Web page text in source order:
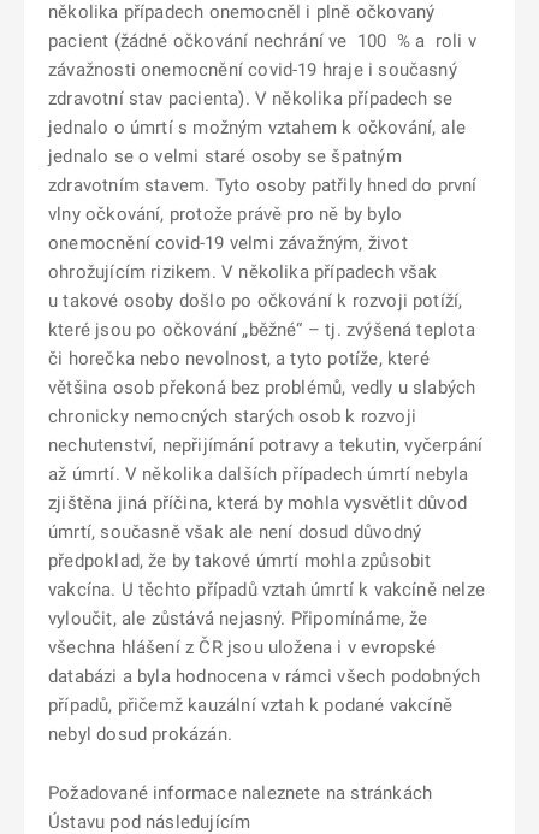
několika případech onemocněl i plně očkovaný
pacient (žádné očkování nechrání ve 100 % a roli v
závažnosti onemocnění covid-19 hraje i současný
zdravotní stav pacienta). V několika případech se
jednalo o úmrtí s možným vztahem k očkování, ale
jednalo se o velmi staré osoby se špatným
zdravotním stavem. Tyto osoby patřily hned do první
vlny očkování, protože právě pro ně by bylo
onemocnění covid-19 velmi závažným, život
ohrožujícím rizikem. V několika případech však
u takové osoby došlo po očkování k rozvoji potíží,
které jsou po očkování „běžné“ – tj. zvýšená teplota
či horečka nebo nevolnost, a tyto potíže, které
většina osob překoná bez problémů, vedly u slabých
chronicky nemocných starých osob k rozvoji
nechutenství, nepřijímání potravy a tekutin, vyčerpání
až úmrtí. V několika dalších případech úmrtí nebyla
zjištěna jiná příčina, která by mohla vysvětlit důvod
úmrtí, současně však ale není dosud důvodný
předpoklad, že by takové úmrtí mohla způsobit
vakcína. U těchto případů vztah úmrtí k vakcíně nelze
vyloučit, ale zůstává nejasný. Připomínáme, že
všechna hlášení z ČR jsou uložena i v evropské
databázi a byla hodnocena v rámci všech podobných
případů, přičemž kauzální vztah k podané vakcíně
nebyl dosud prokázán.
Požadované informace naleznete na stránkách
Ústavu pod následujícím